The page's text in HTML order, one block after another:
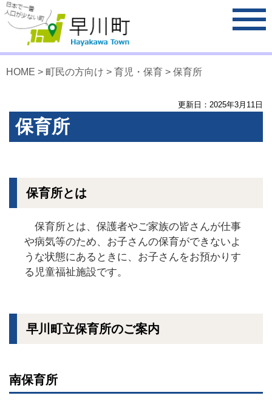
HOME > 町民の方向け > 育児・保育 > 保育所
更新日： 2025年3 月 11 日
保育所
保育所とは
保育所とは、保護者やご家族の皆さんが仕事
や病気等のため、お子さんの保育ができないよ
うな状態にあるときに、お子さんをお預かりす
る児童福祉施設です。
早川町立保育所のご案内
南保育所